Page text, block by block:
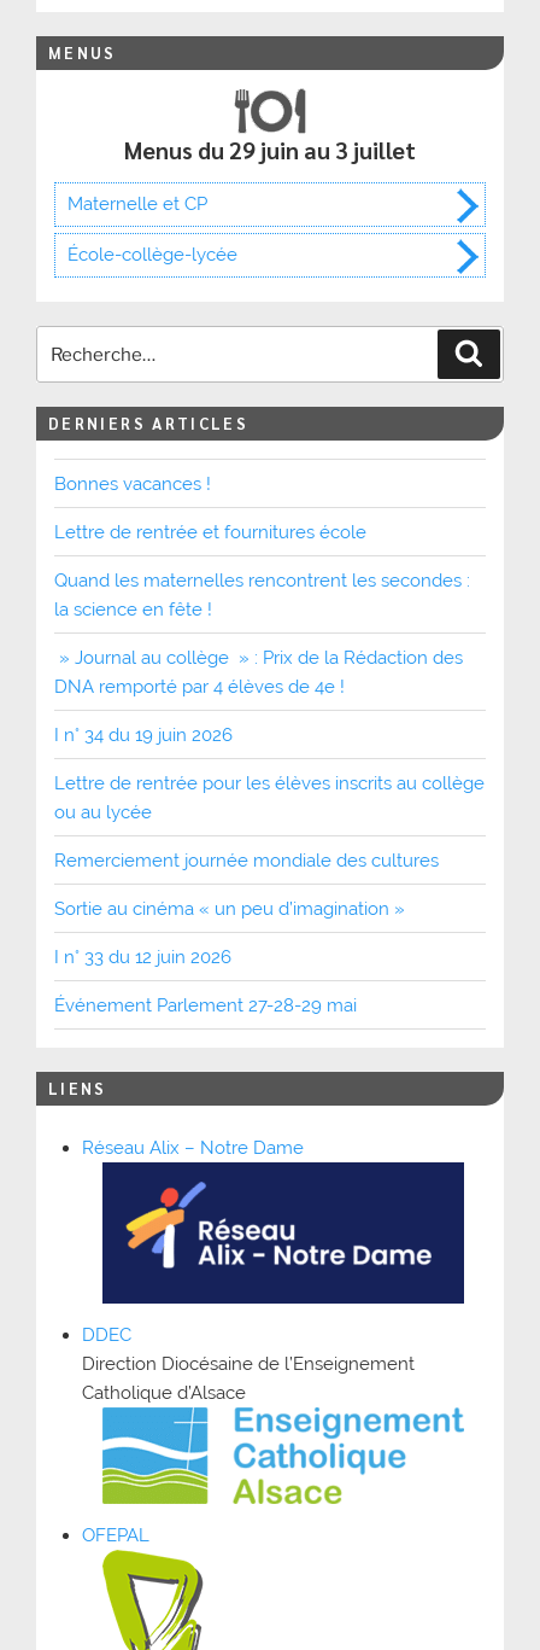
MENUS
Menus du 29 juin au 3 juillet
Maternelle et CP
École-collège-lycée
DERNIERS ARTICLES
Bonnes vacances !
Lettre de rentrée et fournitures école
Quand les maternelles rencontrent les secondes :
la science en fête !
» Journal au collège » : Prix de la Rédaction des
DNA remporté par 4 élèves de 4e !
I n° 34 du 19 juin 2026
Lettre de rentrée pour les élèves inscrits au collège
ou au lycée
Remerciement journée mondiale des cultures
Sortie au cinéma « un peu d’imagination »
I n° 33 du 12 juin 2026
Événement Parlement 27-28-29 mai
LIENS
Réseau Alix – Notre Dame
DDEC
Direction Diocésaine de l’Enseignement
Catholique d’Alsace
OFEPAL